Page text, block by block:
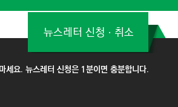
세요. 뉴스레터 신청은 1분이면 충분합니다.
뉴스레터 신청ㆍ취소